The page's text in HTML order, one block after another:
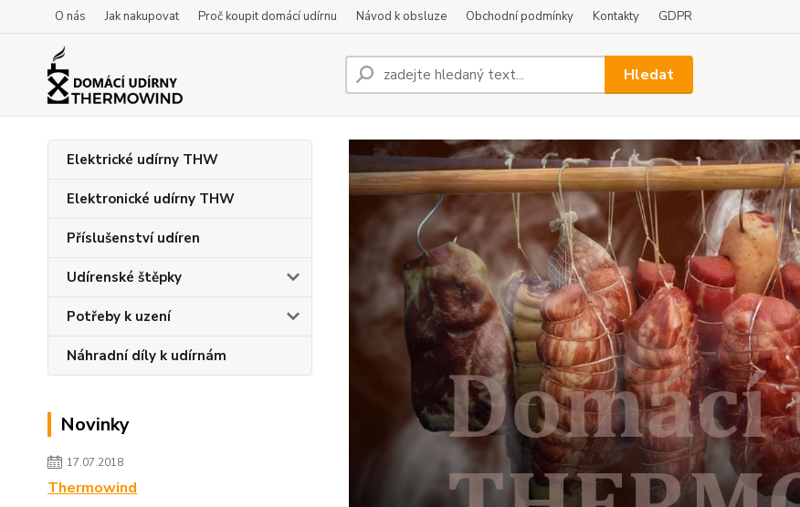
O nás Jak nakupovat Proč koupit domácí udírnu Návod k obsluze Obchodní podmínky Kontakty GDPR
Hledat
Elektrické udírny THW
Elektronické udírny THW
Příslušenství udíren
Udírenské štěpky
Potřeby k uzení
Náhradní díly k udírnám
Novinky
17.07.2018
Thermowind